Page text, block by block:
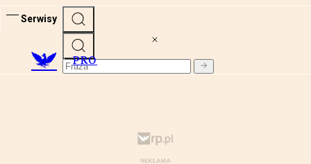
Serwisy
PRO